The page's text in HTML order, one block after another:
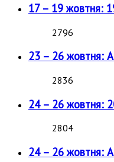
17 – 19 жовтня:
2796
23 – 26 жовтня:
2836
24 – 26 жовтня:
2804
24 – 26 жовтня: